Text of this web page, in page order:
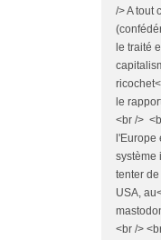
/> A tout
le traité
le
<br />
l'Europe
système
tenter
USA,
<br />